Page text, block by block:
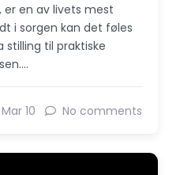
er en av livets mest
i sorgen kan det føles
til praktiske
Mar 10 No comments